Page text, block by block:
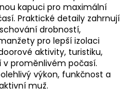
kapuci pro maximální
Praktické detaily zahrnují
drobností,
pro lepší izolaci
aktivity, turistiku,
v proměnlivém počasí.
výkon, funkčnost a
muž.